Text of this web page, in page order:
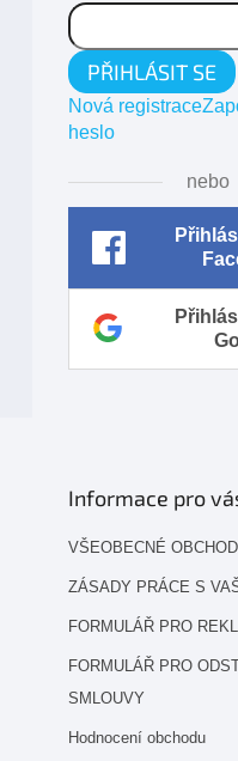
PŘIHLÁSIT SE
Nová registrace
heslo
nebo
Informace pro
VŠEOBECNÉ
ZÁSADY PRÁCE S
FORMULÁŘ PRO
FORMULÁŘ PRO
SMLOUVY
Hodnocení obchodu